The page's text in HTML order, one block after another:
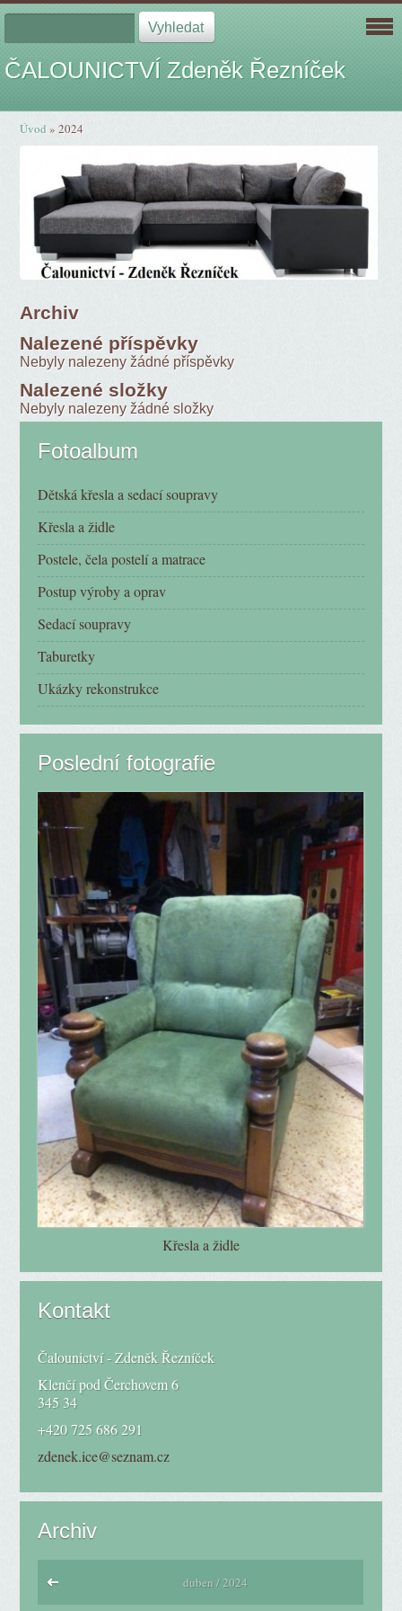
ČALOUNICTVÍ Zdeněk Řezníček
Úvod »2024
Archiv
Nalezené příspěvky
Nebyly nalezeny žádné příspěvky
Nalezené složky
Nebyly nalezeny žádné složky
Fotoalbum
Dětská křesla a sedací soupravy
Křesla a židle
Postele, čela postelí a matrace
Postup výroby a oprav
Sedací soupravy
Taburetky
Ukázky rekonstrukce
Poslední fotografie
Křesla a židle
Kontakt
Čalounictví - Zdeněk Řezníček
Klenčí pod Čerchovem 6
345 34
+420 725 686 291
zdenek.ice@seznam.cz
Archiv
duben / 2024